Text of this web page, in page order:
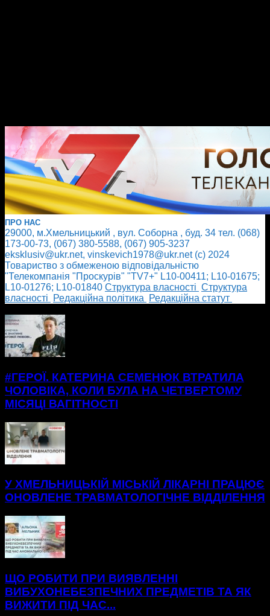
ПРО НАС
29000, м.Хмельницький , вул. Соборна , буд. 34 тел. (068)
173-00-73, (067) 380-5588, (067) 905-3237
eksklusiv@ukr.net, vinskevich1978@ukr.net (с) 2024
Товариство з обмеженою відповідальністю
"Телекомпанія "Проскурів" "TV7+" L10-00411; L10-01675;
L10-01276; L10-01840 Cтруктура власності Cтруктура
власності
Редакційна політика
Редакційна статут
#ГЕРОЇ. КАТЕРИНА СЕМЕНЮК ВТРАТИЛА
ЧОЛОВІКА, КОЛИ БУЛА НА ЧЕТВЕРТОМУ
МІСЯЦІ ВАГІТНОСТІ
У ХМЕЛЬНИЦЬКІЙ МІСЬКІЙ ЛІКАРНІ ПРАЦЮЄ
ОНОВЛЕНЕ ТРАВМАТОЛОГІЧНЕ ВІДДІЛЕННЯ
ЩО РОБИТИ ПРИ ВИЯВЛЕННІ
ВИБУХОНЕБЕЗПЕЧНИХ ПРЕДМЕТІВ ТА ЯК
ВИЖИТИ ПІД ЧАС...